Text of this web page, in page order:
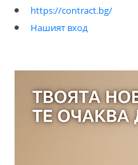
https://contract.bg/
Нашият вход